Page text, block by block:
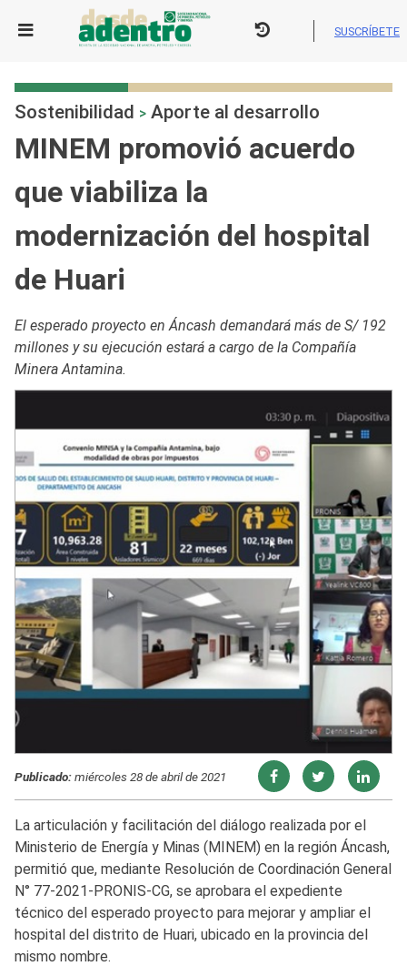
SUSCRÍBETE
Sostenibilidad > Aporte al desarrollo
MINEM promovió acuerdo
que viabiliza la
modernización del hospital
de Huari
El esperado proyecto en Áncash demandará más de S/ 192
millones y su ejecución estará a cargo de la Compañía
Minera Antamina.
Publicado:miércoles 28 de abril de 2021
La articulación y facilitación del diálogo realizada por el
Ministerio de Energía y Minas (MINEM) en la región Áncash,
permitió que, mediante Resolución de Coordinación General
N° 77-2021-PRONIS-CG, se aprobara el expediente
técnico del esperado proyecto para mejorar y ampliar el
hospital del distrito de Huari, ubicado en la provincia del
mismo nombre.